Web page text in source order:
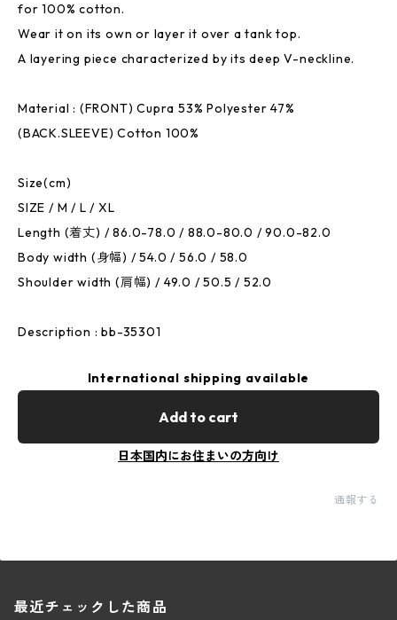
for 100% cotton.
Wear it on its own or layer it over a tank top.
A layering piece characterized by its deep V-neckline.
Material : (FRONT) Cupra 53% Polyester 47%
(BACK.SLEEVE) Cotton 100%
Size(cm)
SIZE / M / L / XL
Length (着丈) / 86.0-78.0 / 88.0-80.0 / 90.0-82.0
Body width (身幅) / 54.0 / 56.0 / 58.0
Shoulder width (肩幅) / 49.0 / 50.5 / 52.0
Description : bb-35301
International shipping available
Add to cart
日本国内にお住まいの方向け
通報する
最近チェックした商品